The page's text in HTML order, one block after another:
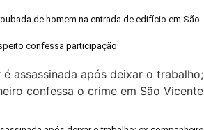
de homem na entrada de edifício em São
confessa participação